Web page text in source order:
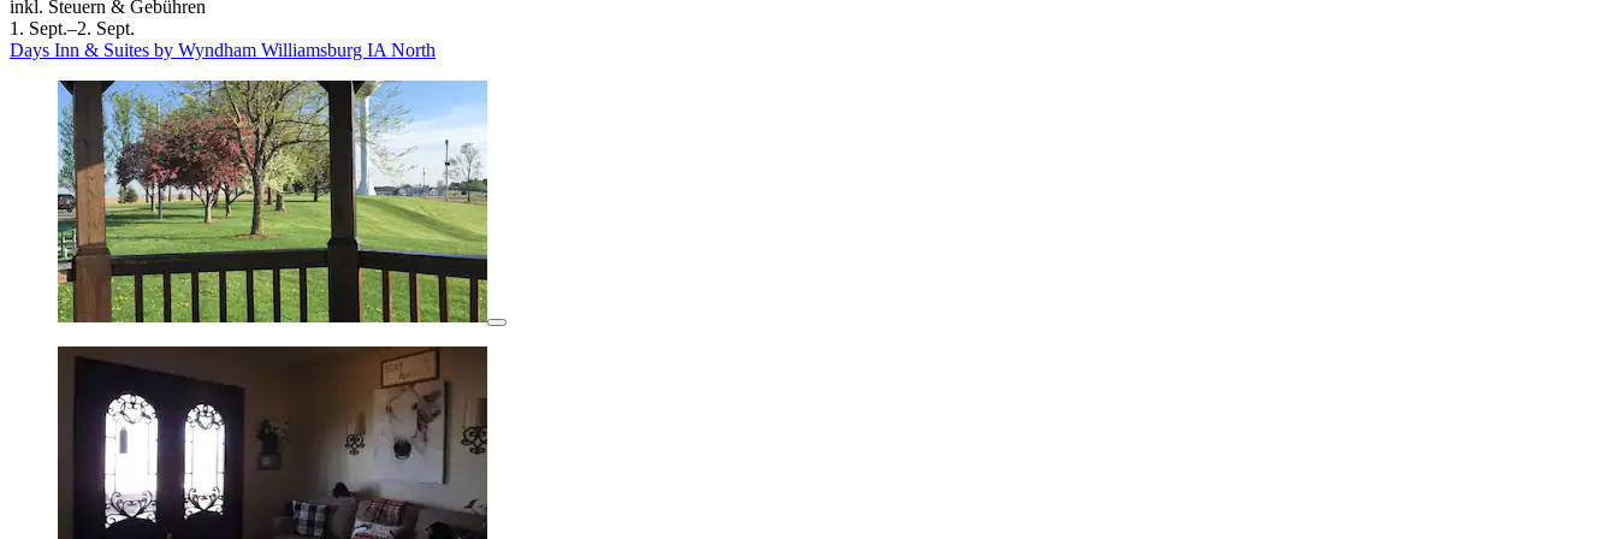
inkl. Steuern & Gebühren
1. Sept.–2. Sept.
Days Inn & Suites by Wyndham Williamsburg IA North